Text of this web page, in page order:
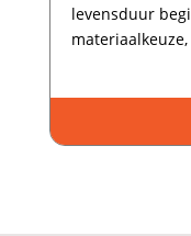
levensduur